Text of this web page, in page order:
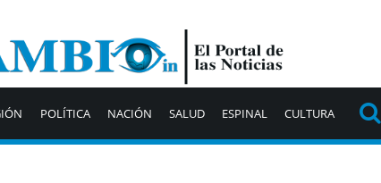
POLÍTICA NACIÓN SALUD ESPINAL CULTURA